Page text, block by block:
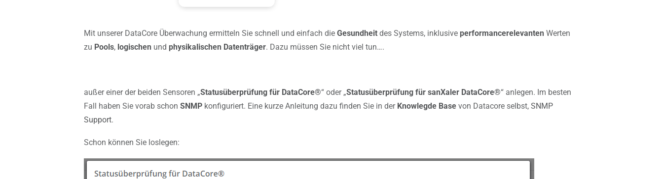
Mit unserer DataCore Überwachung ermitteln Sie schnell und einfach dieGesundheit des Systems, inklusive performancerelevanten Werten
zu Pools, logischen und physikalischen Datenträger. Dazu müssen Sie nicht viel tun….
außer einer der beiden Sensoren „Statusüberprüfung für DataCore®“ oder „Statusüberprüfung für sanXaler DataCore®“ anlegen. Im besten
Fall haben Sie vorab schonSNMP konfiguriert. Eine kurze Anleitung dazu finden Sie in derKnowlegde Base von Datacore selbst,SNMP
Support.
Schon können Sie loslegen: